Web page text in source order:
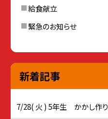
給食献立
緊急のお知らせ
新着記事
7/28( 火 ) 5年生 かかし作り